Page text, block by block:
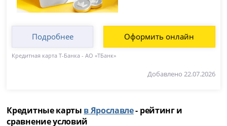
Подробнее Оформить онлайн
Кредитная карта Т-Банка - АО «ТБанк»
Добавлено 22.07.2026
Кредитные карты в Ярославле- рейтинг и
сравнение условий